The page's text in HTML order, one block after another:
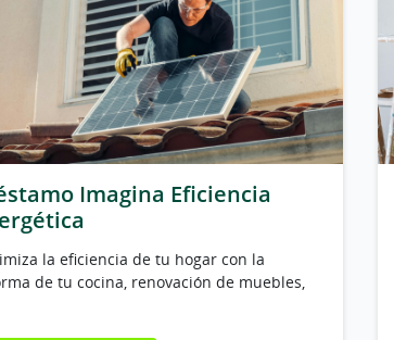
Imagina Eficiencia
la eficiencia de tu hogar con la
de tu cocina, renovación de muebles,